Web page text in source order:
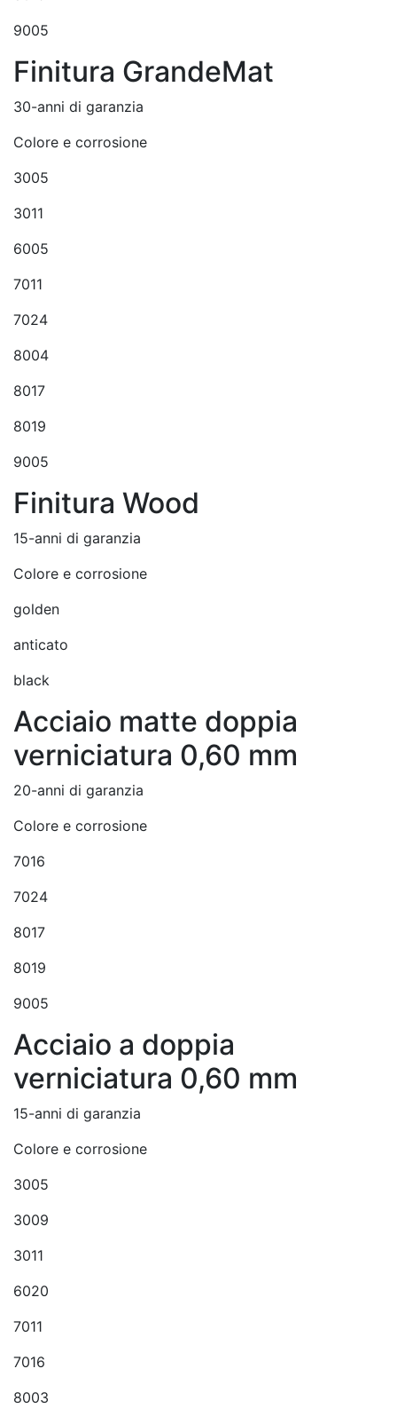
9005
Finitura GrandeMat
30-anni di garanzia
Colore e corrosione
3005
3011
6005
7011
7024
8004
8017
8019
9005
Finitura Wood
15-anni di garanzia
Colore e corrosione
golden
anticato
black
Acciaio matte doppia
verniciatura 0,60 mm
20-anni di garanzia
Colore e corrosione
7016
7024
8017
8019
9005
Acciaio a doppia
verniciatura 0,60 mm
15-anni di garanzia
Colore e corrosione
3005
3009
3011
6020
7011
7016
8003